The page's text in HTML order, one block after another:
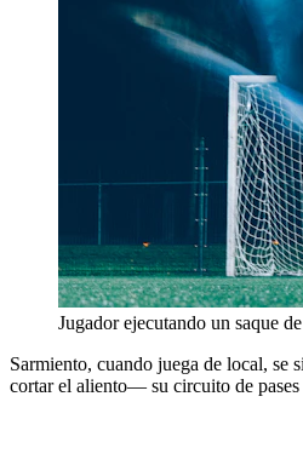
Jugador ejecutando un saque
Sarmiento, cuando juega de local, se
cortar el aliento— su circuito de pases